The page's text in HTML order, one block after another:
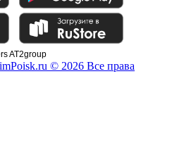
AT2group
© 2026 Все права